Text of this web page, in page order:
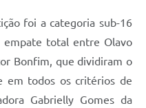
foi a categoria sub-16
empate total entre Olavo
Bonfim, que dividiram o
em todos os critérios de
Gabrielly Gomes da